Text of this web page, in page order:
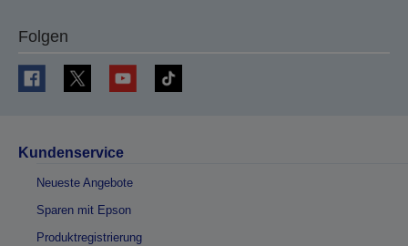
Folgen
Kundenservice
Neueste Angebote
Sparen mit Epson
Produktregistrierung